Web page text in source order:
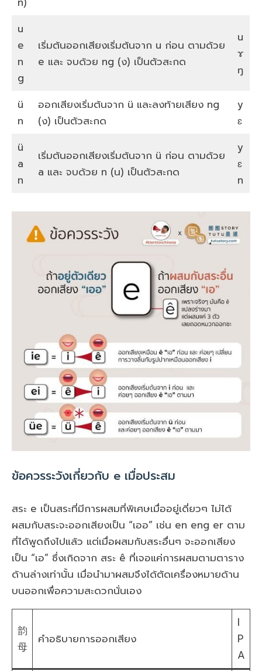
u
e
n
g
เริ่มต้นออกเสียงเริ่มต้นจาก u ก่อน ตามด้วย
e และ จบด้วย ng (ง) เป็นตัวสะกด
u
ɤ
ŋ
ü
n
ออกเสียงเริ่มต้นจาก ü และลงท้ายเสียง ng
(ง) เป็นตัวสะกด
y
ɛ
ü
a
n
เริ่มต้นออกเสียงเริ่มต้นจาก ü ก่อน ตามด้วย
a และ จบด้วย n (น) เป็นตัวสะกด
y
ɛ
n
ข้อควรระวังเกี่ยวกับ e เมื่อประสม
สระ e เป็นสระที่มีการผสมที่พิเศษเมื่ออยู่เดี่ยวๆ ไม่ได้
ผสมกับสระจะออกเสียงเป็น “เออ” เช่น en eng er ตาม
ที่ได้พูดถึงไปแล้ว แต่เมื่อผสมกับสระอื่นๆ จะออกเสียง
เป็น “เอ” ซึ่งเกิดจาก สระ ê ที่เจอแค่การผสมตามตาราง
ด้านล่างเท่านั้น เมื่อนำมาผสมจึงได้ตัดเครื่องหมายด้าน
บนออกเพื่อความสะดวกนั่นเอง
韵
母
คำอธิบายการออกเสียง
I
P
A